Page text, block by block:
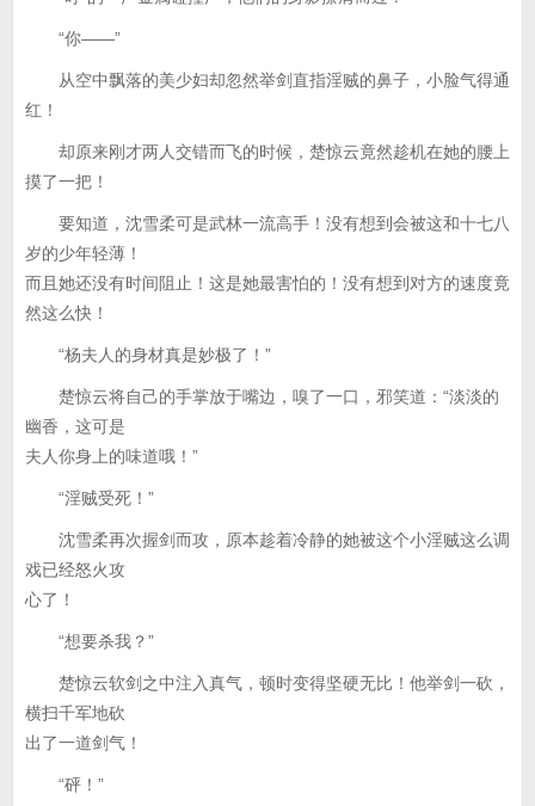
“你——”
从空中飘落的美少妇却忽然举剑直指淫贼的鼻子，小脸气得通
红！
却原来刚才两人交错而飞的时候，楚惊云竟然趁机在她的腰上
摸了一把！
要知道，沈雪柔可是武林一流高手！没有想到会被这和十七八
岁的少年轻薄！
而且她还没有时间阻止！这是她最害怕的！没有想到对方的速度竟
然这么快！
“杨夫人的身材真是妙极了！”
楚惊云将自己的手掌放于嘴边，嗅了一口，邪笑道：“淡淡的
幽香，这可是
夫人你身上的味道哦！”
“淫贼受死！”
沈雪柔再次握剑而攻，原本趁着冷静的她被这个小淫贼这么调
戏已经怒火攻
心了！
“想要杀我？”
楚惊云软剑之中注入真气，顿时变得坚硬无比！他举剑一砍，
横扫千军地砍
出了一道剑气！
“砰！”